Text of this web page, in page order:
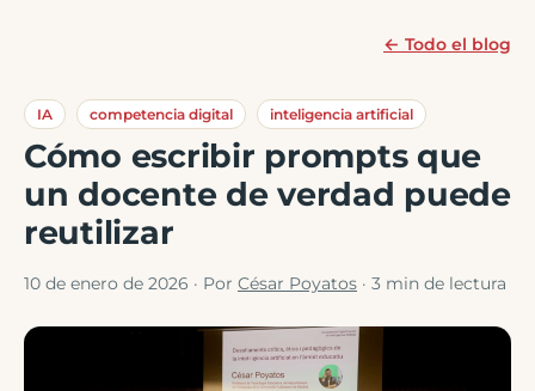
← Todo el blog
IA competencia digital inteligencia artificial
Cómo escribir prompts que
un docente de verdad puede
reutilizar
10 de enero de 2026 · Por César Poyatos · 3 min de lectura